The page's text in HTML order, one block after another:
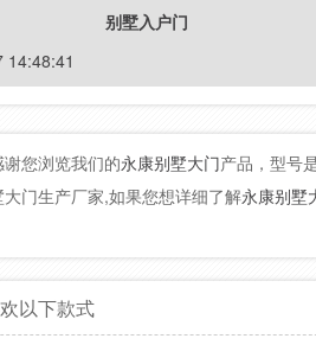
别墅入户门
14:48:41
您浏览我们的永康别墅大门产品，型号
门生产厂家,如果您想详细了解永康别墅
以下款式